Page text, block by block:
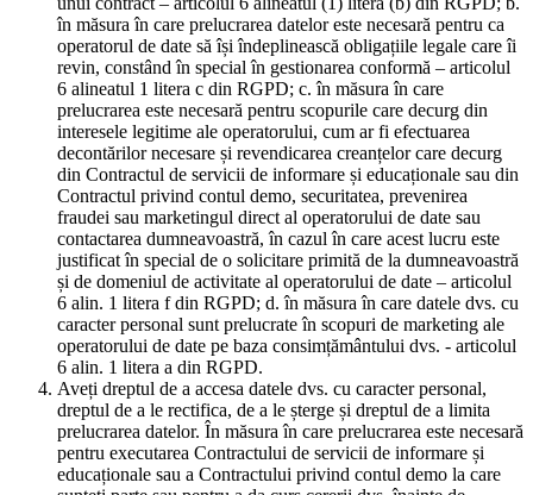
în măsura în care prelucrarea datelor este necesară pentru ca
operatorul de date să își îndeplinească obligațiile legale care îi
revin, constând în special în gestionarea conformă – articolul
6 alineatul 1 litera c din RGPD; c. în măsura în care
prelucrarea este necesară pentru scopurile care decurg din
interesele legitime ale operatorului, cum ar fi efectuarea
decontărilor necesare și revendicarea creanțelor care decurg
din Contractul de servicii de informare și educaționale sau din
Contractul privind contul demo, securitatea, prevenirea
fraudei sau marketingul direct al operatorului de date sau
contactarea dumneavoastră, în cazul în care acest lucru este
justificat în special de o solicitare primită de la dumneavoastră
și de domeniul de activitate al operatorului de date – articolul
6 alin. 1 litera f din RGPD; d. în măsura în care datele dvs. cu
caracter personal sunt prelucrate în scopuri de marketing ale
operatorului de date pe baza consimțământului dvs. - articolul
6 alin. 1 litera a din RGPD.
Aveți dreptul de a accesa datele dvs. cu caracter personal,
dreptul de a le rectifica, de a le șterge și dreptul de a limita
prelucrarea datelor. În măsura în care prelucrarea este necesară
pentru executarea Contractului de servicii de informare și
educaționale sau a Contractului privind contul demo la care